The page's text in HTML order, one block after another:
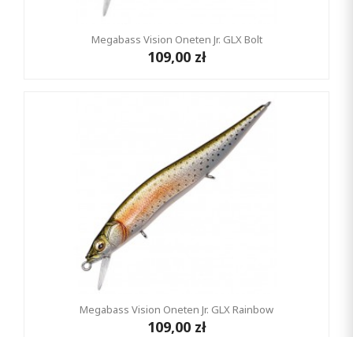
Megabass Vision Oneten Jr. GLX Bolt
109,00 zł
Megabass Vision Oneten Jr. GLX Rainbow
109,00 zł